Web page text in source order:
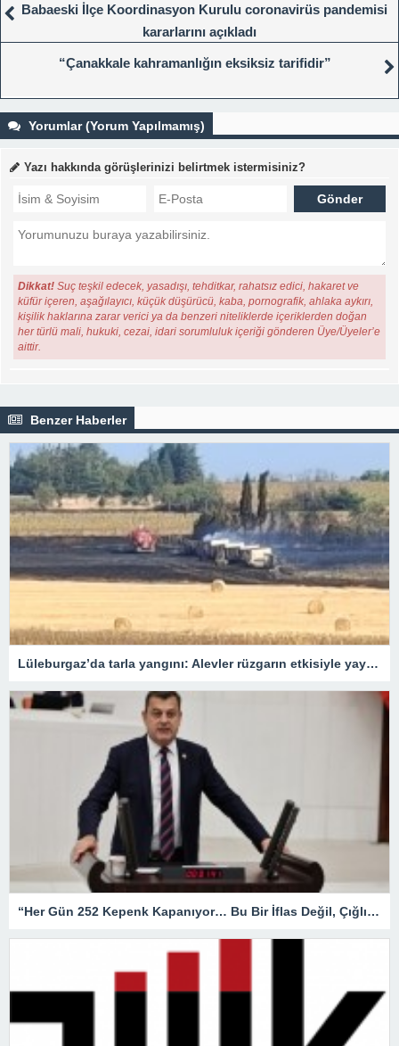
Babaeski İlçe Koordinasyon Kurulu coronavirüs pandemisi
kararlarını açıkladı
“Çanakkale kahramanlığın eksiksiz tarifidir”
Yorumlar (Yorum Yapılmamış)
Yazı hakkında görüşlerinizi belirtmek istermisiniz?
Dikkat! Suç teşkil edecek, yasadışı, tehditkar, rahatsız edici, hakaret ve
küfür içeren, aşağılayıcı, küçük düşürücü, kaba, pornografik, ahlaka aykırı,
kişilik haklarına zarar verici ya da benzeri niteliklerde içeriklerden doğan
her türlü mali, hukuki, cezai, idari sorumluluk içeriği gönderen Üye/Üyeler’e
aittir.
Benzer Haberler
Lüleburgaz’da tarla yangını: Alevler rüzgarın etkisiyle yayıldı
“Her Gün 252 Kepenk Kapanıyor… Bu Bir İflas Değil, Çığlıktır!”